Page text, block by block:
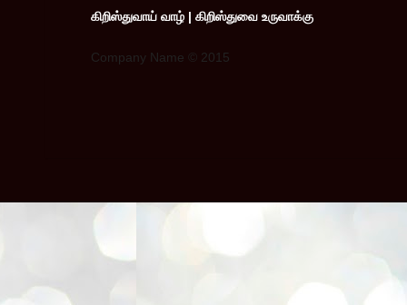
கிறிஸ்துவாய் வாழ் | கிறிஸ்துவை உருவாக்கு
Company Name © 2015